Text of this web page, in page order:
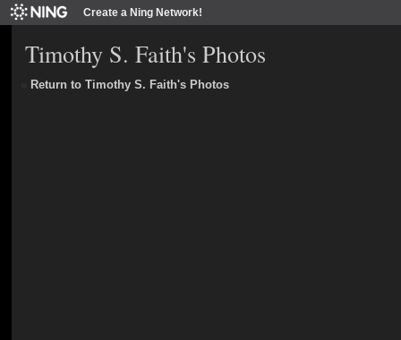
Create a Ning Network!
Timothy S. Faith's Photos
Return to Timothy S. Faith's Photos